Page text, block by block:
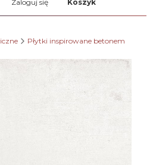
Zaloguj się Koszyk
Płytki inspirowane betonem